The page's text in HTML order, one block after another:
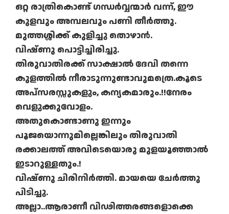
ഒറ്റ രാത്രികൊണ്ട് ഗന്ധർവ്വന്മാർ വന്ന്, ഈ
കുളവും അമ്പലവും പണി തീർത്തു.
മുത്തശ്ശിക്ക് കുളിച്ചു തൊഴാൻ.
വിഷ്ണു പൊട്ടിച്ചിരിച്ചു.
തിരുവാതിരക്ക് സാക്ഷാൽ ദേവി തന്നെ
കുളത്തിൽ നീരാടുന്നുണ്ടാവുമത്രെ.കൂടെ
അപ്സരസ്സുകളും, കന്യകമാരും.!!നേരം
വെളുക്കുവോളം.
അതുകൊണ്ടാണു ഇന്നും
പൂജയൊന്നുമില്ലെങ്കിലും തിരുവാതി
രക്കാലത്ത് അവിടെയൊരു മുളയൂഞ്ഞാൽ
ഇടാറുള്ളതും.!
വിഷ്ണു ചിരിനിർത്തി. മായയെ ചേർത്തു
പിടിച്ചു.
അല്ലാ..ആരാണീ വിഢിത്തരങ്ങളൊക്കെ